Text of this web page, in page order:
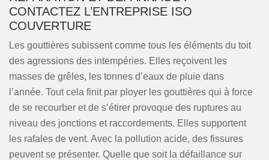
CONTACTEZ L’ENTREPRISE ISO
COUVERTURE
Les gouttières subissent comme tous les éléments du toit
des agressions des intempéries. Elles reçoivent les
masses de grêles, les tonnes d’eaux de pluie dans
l’année. Tout cela finit par ployer les gouttières qui à force
de se recourber et de s’étirer provoque des ruptures au
niveau des jonctions et raccordements. Elles supportent
les rafales de vent. Avec la pollution acide, des fissures
peuvent se présenter. Quelle que soit la défaillance sur